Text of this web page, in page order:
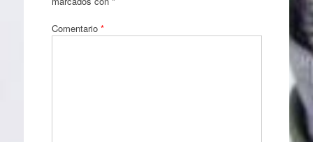
Comentario *